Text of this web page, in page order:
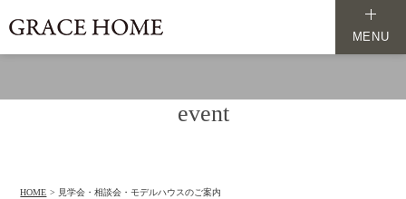
MENU
event
HOME 見学会・相談会・モデルハウスのご案内